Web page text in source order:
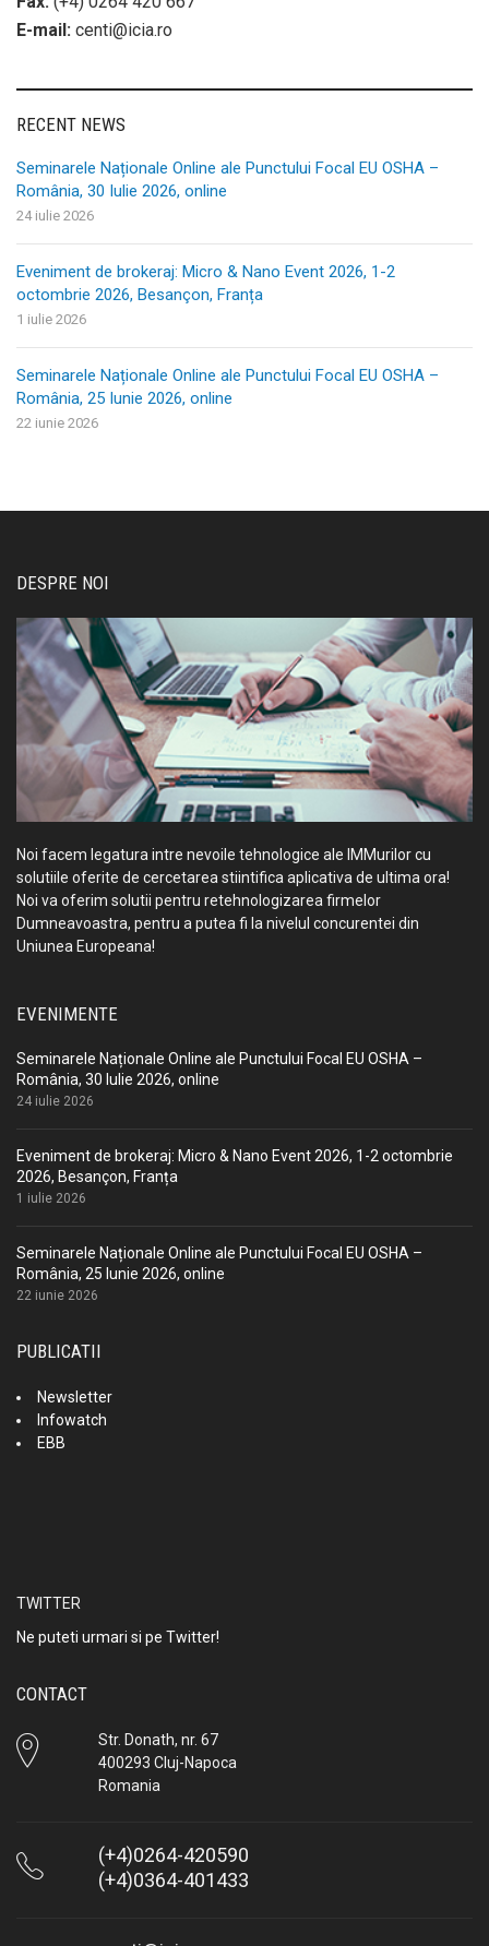
E-mail: centi@icia.ro
RECENT NEWS
Seminarele Naționale Online ale Punctului Focal EU OSHA –
România, 30 Iulie 2026, online
24 iulie 2026
Eveniment de brokeraj: Micro & Nano Event 2026, 1-2
octombrie 2026, Besançon, Franța
1 iulie 2026
Seminarele Naționale Online ale Punctului Focal EU OSHA –
România, 25 Iunie 2026, online
22 iunie 2026
DESPRE NOI
Noi facem legatura intre nevoile tehnologice ale IMMurilor cu
solutiile oferite de cercetarea stiintifica aplicativa de ultima ora!
Noi va oferim solutii pentru retehnologizarea firmelor
Dumneavoastra, pentru a putea fi la nivelul concurentei din
Uniunea Europeana!
EVENIMENTE
Seminarele Naționale Online ale Punctului Focal EU OSHA –
România, 30 Iulie 2026, online
24 iulie 2026
Eveniment de brokeraj: Micro & Nano Event 2026, 1-2 octombrie
2026, Besançon, Franța
1 iulie 2026
Seminarele Naționale Online ale Punctului Focal EU OSHA –
România, 25 Iunie 2026, online
22 iunie 2026
PUBLICATII
Newsletter
Infowatch
EBB
TWITTER
Ne puteti urmari si pe Twitter!
CONTACT
Str. Donath, nr. 67
400293 Cluj-Napoca
Romania
(+4)0264-420590
(+4)0364-401433